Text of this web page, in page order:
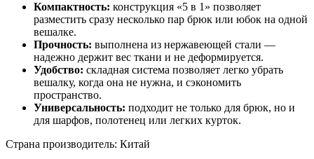
Компактность: конструкция «5 в 1» позволяет
разместить сразу несколько пар брюк или юбок на одной
вешалке.
Прочность: выполнена из нержавеющей стали —
надежно держит вес ткани и не деформируется.
Удобство: складная система позволяет легко убрать
вешалку, когда она не нужна, и сэкономить
пространство.
Универсальность: подходит не только для брюк, но и
для шарфов, полотенец или легких курток.
Страна производитель: Китай